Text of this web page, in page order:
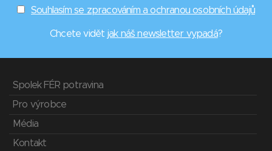
Souhlasím se zpracováním a ochranou osobních údajů
Chcete vidět jak náš newsletter vypadá?
Spolek FÉR potravina
Pro výrobce
Média
Kontakt